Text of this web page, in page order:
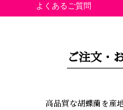
よくあるご質問
ご注文・
高品質な胡蝶蘭を産